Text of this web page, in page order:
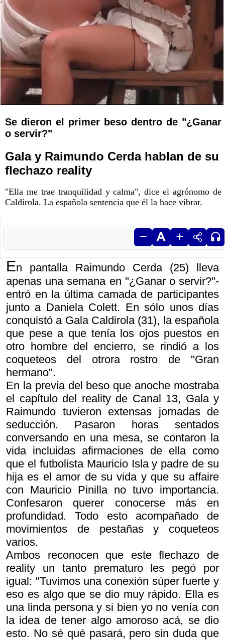
Se dieron el primer beso dentro de "¿Ganar
o servir?"
Gala y Raimundo Cerda hablan de su
flechazo reality
"Ella me trae tranquilidad y calma", dice el agrónomo de
Caldirola. La española sentencia que él la hace vibrar.
En pantalla Raimundo Cerda (25) lleva
apenas una semana en "¿Ganar o servir?"-
entró en la última camada de participantes
junto a Daniela Colett. En sólo unos días
conquistó a Gala Caldirola (31), la española
que pese a que tenía los ojos puestos en
otro hombre del encierro, se rindió a los
coqueteos del otrora rostro de "Gran
hermano".
En la previa del beso que anoche mostraba
el capítulo del reality de Canal 13, Gala y
Raimundo tuvieron extensas jornadas de
seducción. Pasaron horas sentados
conversando en una mesa, se contaron la
vida incluidas afirmaciones de ella como
que el futbolista Mauricio Isla y padre de su
hija es el amor de su vida y que su affaire
con Mauricio Pinilla no tuvo importancia.
Confesaron querer conocerse más en
profundidad. Todo esto acompañado de
movimientos de pestañas y coqueteos
varios.
Ambos reconocen que este flechazo de
reality un tanto prematuro les pegó por
igual: "Tuvimos una conexión súper fuerte y
eso es algo que se dio muy rápido. Ella es
una linda persona y si bien yo no venía con
la idea de tener algo amoroso acá, se dio
esto. No sé qué pasará, pero sin duda que